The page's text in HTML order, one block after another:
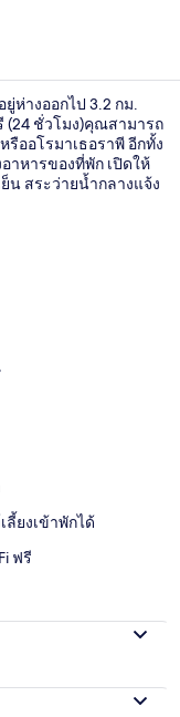
ห่างออกไป 3.2 กม.
ชั่วโมง)คุณสามารถ
ออโรมาเธอราพี อีกทั้ง
าหารของที่พัก เปิดให้
น สระว่ายน้ำกลางแจ้ง
ลี้ยงเข้าพักได้
ฟรี